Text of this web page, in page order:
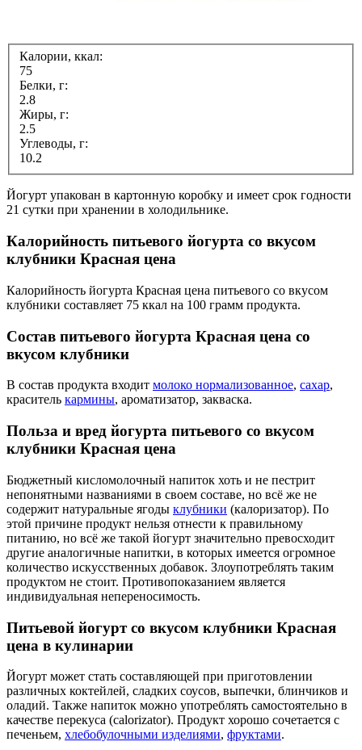
Калории, ккал:
75
Белки, г:
2.8
Жиры, г:
2.5
Углеводы, г:
10.2
Йогурт упакован в картонную коробку и имеет срок годности
21 сутки при хранении в холодильнике.
Калорийность питьевого йогурта со вкусом
клубники Красная цена
Калорийность йогурта Красная цена питьевого со вкусом
клубники составляет 75 ккал на 100 грамм продукта.
Состав питьевого йогурта Красная цена со
вкусом клубники
В состав продукта входит молоко нормализованное, сахар,
краситель кармины, ароматизатор, закваска.
Польза и вред йогурта питьевого со вкусом
клубники Красная цена
Бюджетный кисломолочный напиток хоть и не пестрит
непонятными названиями в своем составе, но всё же не
содержит натуральные ягоды клубники (калоризатор). По
этой причине продукт нельзя отнести к правильному
питанию, но всё же такой йогурт значительно превосходит
другие аналогичные напитки, в которых имеется огромное
количество искусственных добавок. Злоупотреблять таким
продуктом не стоит. Противопоказанием является
индивидуальная непереносимость.
Питьевой йогурт со вкусом клубники Красная
цена в кулинарии
Йогурт может стать составляющей при приготовлении
различных коктейлей, сладких соусов, выпечки, блинчиков и
оладий. Также напиток можно употреблять самостоятельно в
качестве перекуса (calorizator). Продукт хорошо сочетается с
печеньем, хлебобулочными изделиями, фруктами.